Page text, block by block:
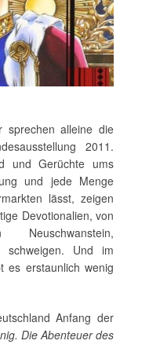
sprechen alleine die
2011.
und Gerüchte ums
und jede Menge
lässt, zeigen
Devotionalien, von
schweigen. Und im
es erstaunlich wenig
Anfang der
Die Abenteuer des